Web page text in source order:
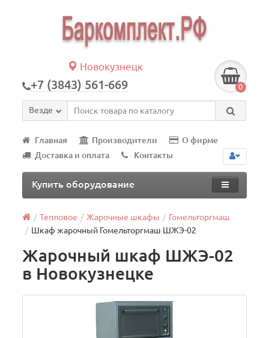
Новокузнецк
+7 (3843) 561-669 0
Везде
Главная Производители
О фирме
Доставка и оплата
Контакты
Купить оборудование
Тепловое Жарочные шкафы
Гомельторгмаш
Шкаф жарочный Гомельторгмаш ШЖЭ-02
Жарочный шкаф ШЖЭ-02
в Новокузнецке